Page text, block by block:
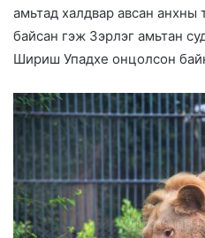
амьтад халдвар авсан
байсан гэж Зэрлэг амьтан
Шириш Упадхе онцолсон